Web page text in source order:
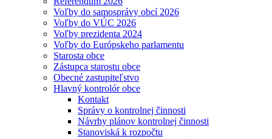
Voľby do samosprávy obcí 2026
Voľby do VÚC 2026
Voľby prezidenta 2024
Voľby do Európskeho parlamentu
Starosta obce
Zástupca starostu obce
Obecné zastupiteľstvo
Hlavný kontrolór obce
Kontakt
Správy o kontrolnej činnosti
Návrhy plánov kontrolnej činnosti
Stanoviská k rozpočtu